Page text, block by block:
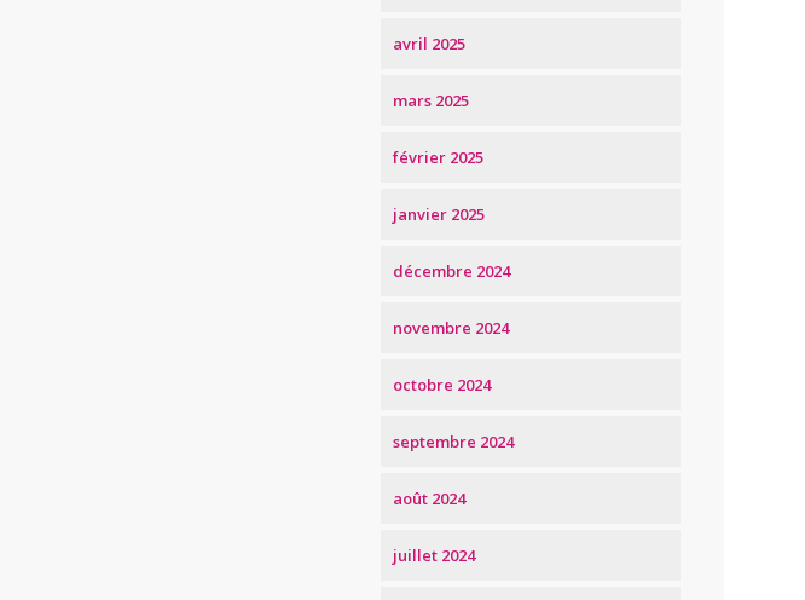
avril 2025
mars 2025
février 2025
janvier 2025
décembre 2024
novembre 2024
octobre 2024
septembre 2024
août 2024
juillet 2024